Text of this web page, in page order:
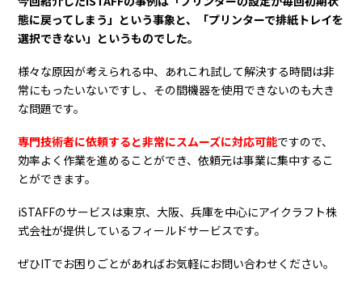
態に戻ってしまう」という事象と、「プリンターで排紙トレイを
選択できない」というものでした。
様々な原因が考えられる中、あれこれ試して解決する時間は非
常にもったいないですし、その間機器を使用できないのも大き
な問題です。
専門技術者に依頼すると非常にスムーズに対応可能ですので、
効率よく作業を進めることができ、依頼元は事業に集中するこ
とができます。
iSTAFFのサービスは東京、大阪、兵庫を中心にアイクラフト株
式会社が提供しているフィールドサービスです。
ぜひITでお困りごとがあればお気軽にお問い合わせください。